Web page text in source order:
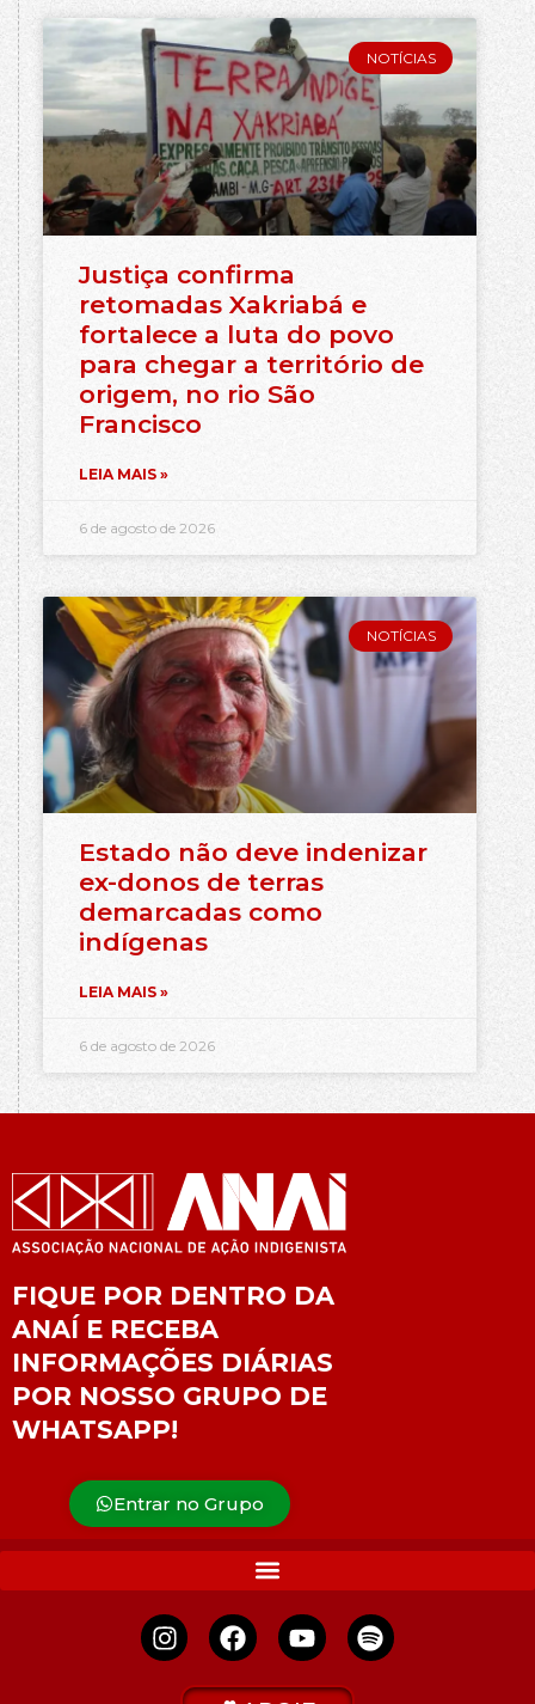
NOTÍCIAS
Justiça confirma
retomadas Xakriabá e
fortalece a luta do povo
para chegar a território de
origem, no rio São
Francisco
LEIA MAIS »
6 de agosto de 2026
NOTÍCIAS
Estado não deve indenizar
ex-donos de terras
demarcadas como
indígenas
LEIA MAIS »
6 de agosto de 2026
FIQUE POR DENTRO DA
ANAÍ E RECEBA
INFORMAÇÕES DIÁRIAS
POR NOSSO GRUPO DE
WHATSAPP!
Entrar no Grupo